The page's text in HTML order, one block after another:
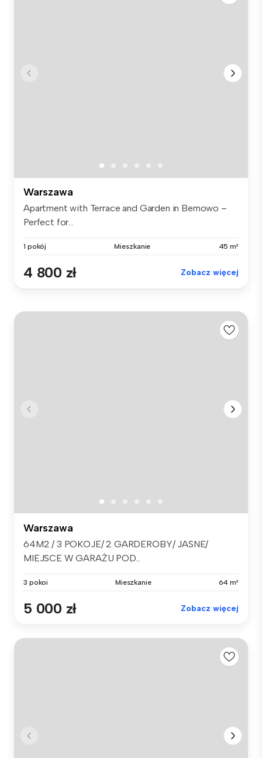
Warszawa
Apartment with Terrace and Garden in Bemowo –
Perfect for...
1 pokój Mieszkanie 45 m²
4 800 zł Zobacz więcej
Warszawa
64M2 / 3 POKOJE/ 2 GARDEROBY/ JASNE/
MIEJSCE W GARAŻU POD...
3 pokoi Mieszkanie 64 m²
5 000 zł Zobacz więcej